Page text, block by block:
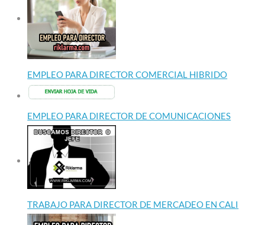
EMPLEO PARA DIRECTOR COMERCIAL HIBRIDO
EMPLEO PARA DIRECTOR DE COMUNICACIONES
TRABAJO PARA DIRECTOR DE MERCADEO EN CALI